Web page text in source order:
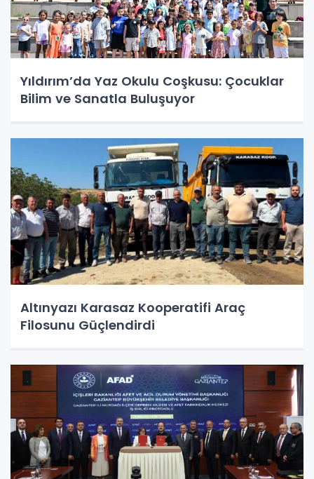
Yıldırım’da Yaz Okulu Coşkusu: Çocuklar
Bilim ve Sanatla Buluşuyor
Altınyazı Karasaz Kooperatifi Araç
Filosunu Güçlendirdi